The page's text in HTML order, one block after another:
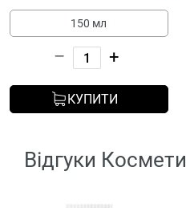
150 мл
– +
КУПИТИ
Відгуки